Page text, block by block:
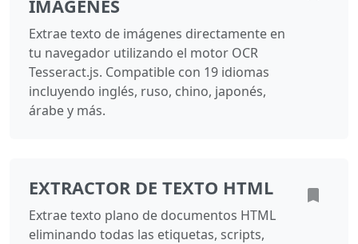
IMÁGENES
Extrae texto de imágenes directamente en
tu navegador utilizando el motor OCR
Tesseract.js. Compatible con 19 idiomas
incluyendo inglés, ruso, chino, japonés,
árabe y más.
EXTRACTOR DE TEXTO HTML
Extrae texto plano de documentos HTML
eliminando todas las etiquetas, scripts,